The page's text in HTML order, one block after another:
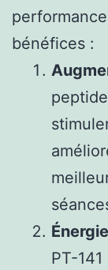
bénéfices :
PT-